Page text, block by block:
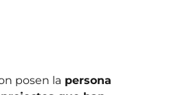
posen la persona